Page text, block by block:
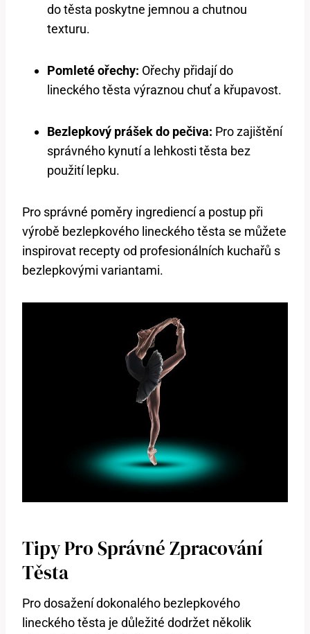
do těsta poskytne jemnou a chutnou
texturu.
Pomleté ořechy: Ořechy přidají do
lineckého těsta výraznou chuť a křupavost.
Bezlepkový prášek do pečiva: Pro zajištění
správného kynutí a lehkosti těsta bez
použití lepku.
Pro správné poměry ingrediencí a postup při
výrobě bezlepkového lineckého těsta se můžete
inspirovat recepty od profesionálních kuchařů s
bezlepkovými variantami.
Tipy Pro Správné Zpracování
Těsta
Pro dosažení dokonalého bezlepkového
lineckého těsta je důležité dodržet několik